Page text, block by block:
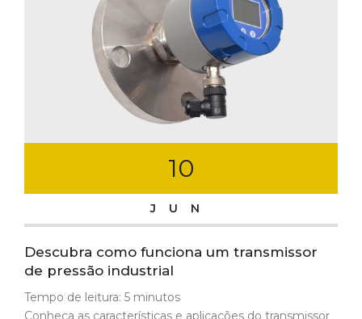
10
JUN
Descubra como funciona um transmissor
de pressão industrial
Tempo de leitura: 5 minutos
Conheça as características e aplicações do transmissor